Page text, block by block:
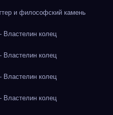
и философский камень
колец
колец
колец
колец